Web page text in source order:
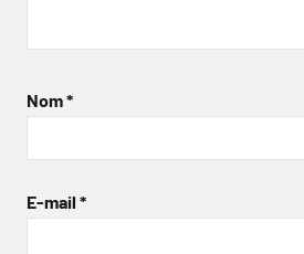
Nom*
E-mail *